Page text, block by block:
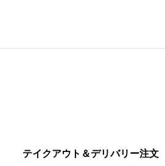
テイクアウト＆デリバリー注文